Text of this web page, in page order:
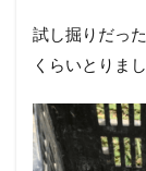
試し掘りだっ
くらいとりまし